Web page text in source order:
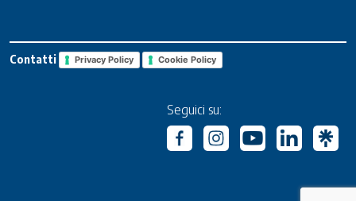
Contatti Privacy Policy Cookie Policy
Seguici su: